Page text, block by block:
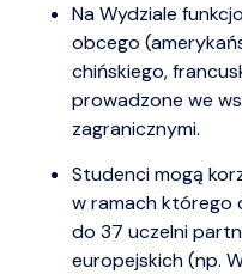
Na Wydziale
obcego
chińskiego,
prowadzone we
zagranicznymi.
Studenci mogą
w ramach którego
do 37 uczelni
europejskich (np.